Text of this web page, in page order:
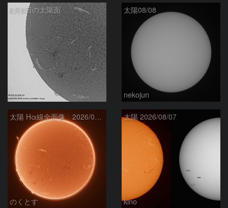
8月8日の太陽面
ta-o
太陽08/08
nekojun
太陽 Hα線全面像 2026/08/08
のくとす
太陽 2026/08/07
kino